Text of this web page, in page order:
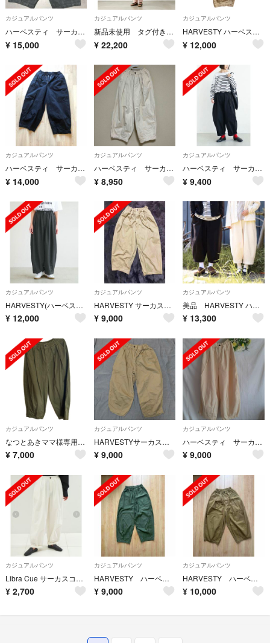
カジュアルパンツ
ハーベスティ サーカスパンツ
¥ 15,000
カジュアルパンツ
新品未使用 タグ付き harvesty リネン イージーパンツ ピンク サイズ1
¥ 22,200
カジュアルパンツ
HARVESTY ハーベスティ チノクロスサーカスパンツ
¥ 12,000
カジュアルパンツ
ハーベスティ サーカスパンツ ネイビー
¥ 14,000
カジュアルパンツ
ハーベスティ サーカスパンツ
¥ 8,950
カジュアルパンツ
ハーベスティ サーカスパンツ
¥ 9,400
カジュアルパンツ
HARVESTY(ハーベスティ) 別注 サーカススラックスパンツ
¥ 12,000
カジュアルパンツ
HARVESTY サーカスパンツ サイズ1
¥ 9,000
カジュアルパンツ
美品 HARVESTY ハーベスティ サーカスパンツ クロップド 人気 完売
¥ 13,300
カジュアルパンツ
なつとあきママ様専用ページ HERVESTY パンツ
¥ 7,000
カジュアルパンツ
HARVESTYサーカスパンツ
¥ 9,000
カジュアルパンツ
ハーベスティ サーカスパンツ アイボリー サイズ1
¥ 9,000
カジュアルパンツ
Libra Cue サーカスコットンパンツ
¥ 2,700
カジュアルパンツ
HARVESTY ハーベスティ サーカスファティーグパンツ サイズ1
¥ 9,000
カジュアルパンツ
HARVESTY ハーベスティ サーカスパンツ サイズ0
¥ 10,000